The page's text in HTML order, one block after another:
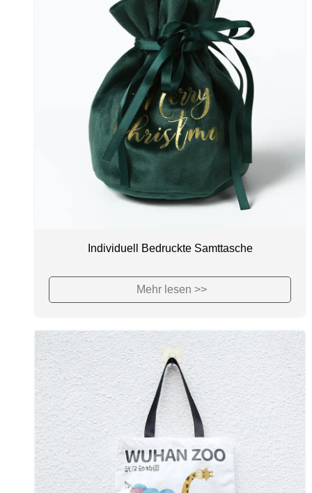
Individuell Bedruckte Samttasche
Mehr lesen >>